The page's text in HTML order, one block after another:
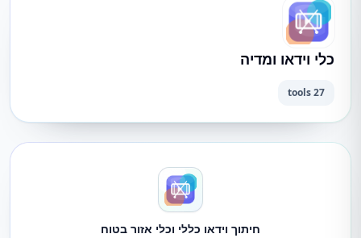
כלי וידאו ומדיה
27 tools
חיתוך וידאו כללי וכלי אזור בטוח